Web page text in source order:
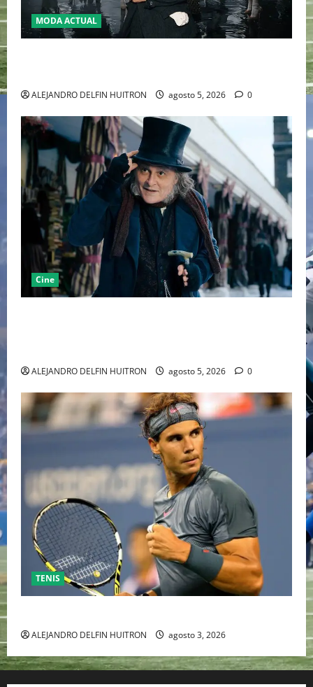
MODA ACTUAL
ALEJANDRO DELFIN HUITRON agosto 5, 2026 0
Cine
ALEJANDRO DELFIN HUITRON agosto 5, 2026 0
TENIS
ALEJANDRO DELFIN HUITRON agosto 3, 2026